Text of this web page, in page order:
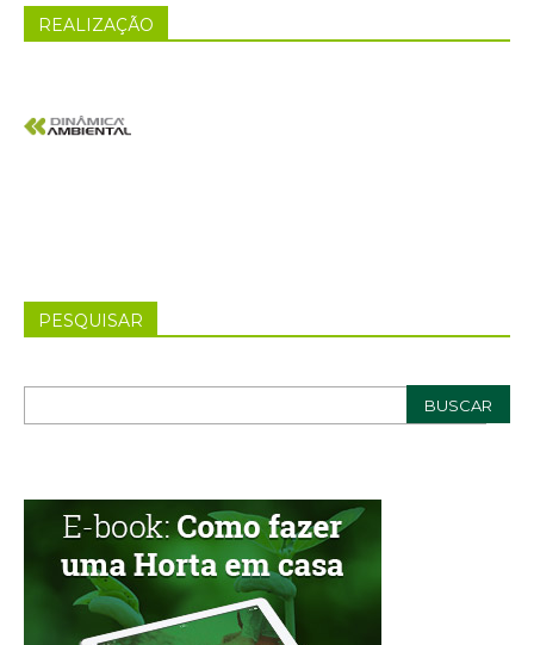
REALIZAÇÃO
PESQUISAR